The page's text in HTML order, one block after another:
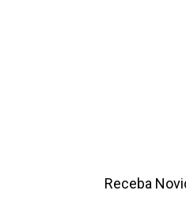
Receba